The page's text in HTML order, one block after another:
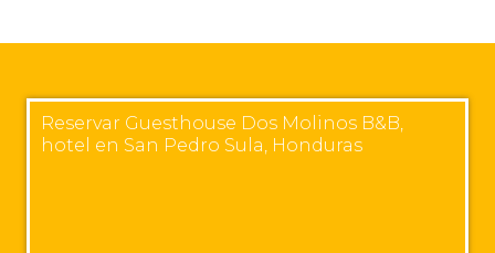
Reservar Guesthouse Dos Molinos B&B,
hotel en San Pedro Sula, Honduras